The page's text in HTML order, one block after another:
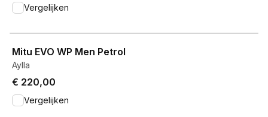
Vergelijken
Mitu EVO WP Men Petrol
Aylla
€ 220,00
Vergelijken